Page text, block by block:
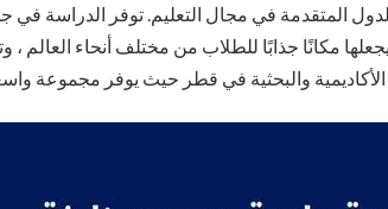
المتقدمة في مجال التعليم. توفر الدراسة في
مكانًا جذابًا للطلاب من مختلف أنحاء العالم
الأكاديمية والبحثية في قطر حيث يوفر مجموعة